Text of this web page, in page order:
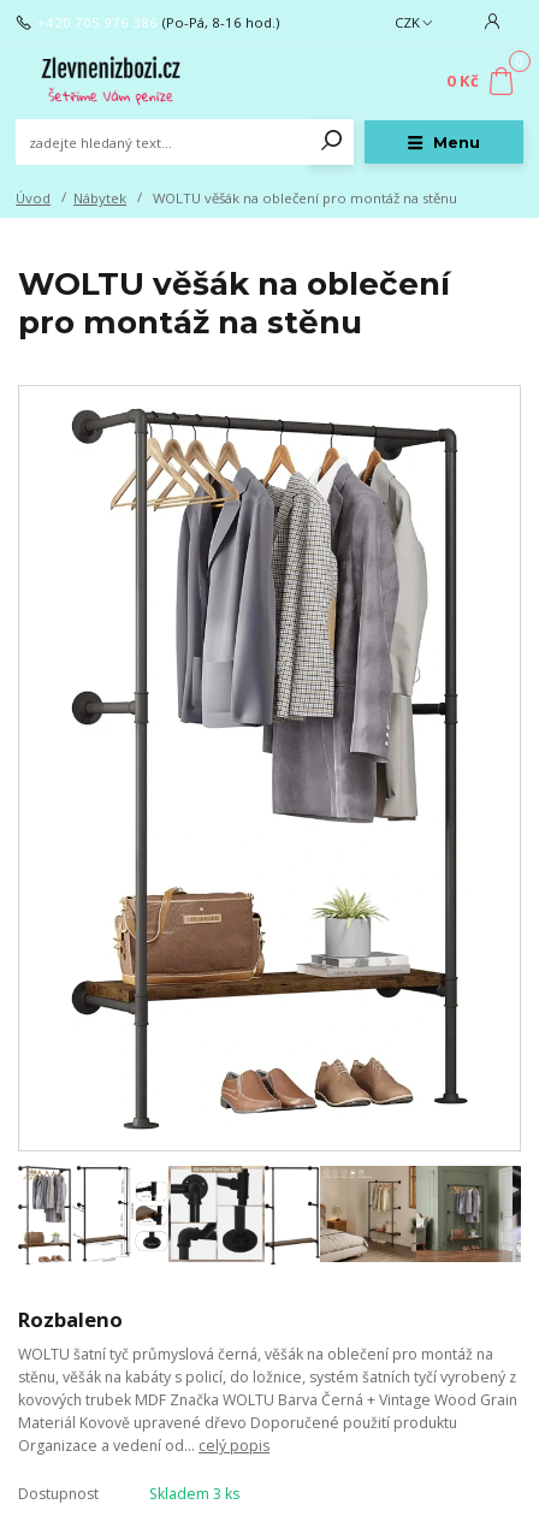
Menu
CZK
+420 705 976 386 (Po-Pá, 8-16 hod.)
0
0 Kč
Úvod Nábytek WOLTU věšák na oblečení pro montáž na stěnu
WOLTU věšák na oblečení
pro montáž na stěnu
Rozbaleno
WOLTU šatní tyč průmyslová černá, věšák na oblečení pro montáž na
stěnu, věšák na kabáty s policí, do ložnice, systém šatních tyčí vyrobený z
kovových trubek MDF Značka WOLTU Barva Černá + Vintage Wood Grain
Materiál Kovově upravené dřevo Doporučené použití produktu
Organizace a vedení od... celý popis
Dostupnost Skladem 3 ks